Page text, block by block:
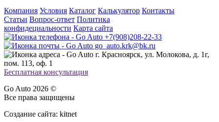
Компания Условия Каталог Калькулятор Контакты
Статьи Вопрос-ответ Политика
конфидециальности Карта сайта
+7(908)208-22-33
go_auto.krk@bk.ru
г. Красноярск, ул. Молокова, д. 1г,
пом. 113, оф. 1
Бесплатная консультация
Go Auto 2026 ©
Все права защищены
Создание сайта: kitnet